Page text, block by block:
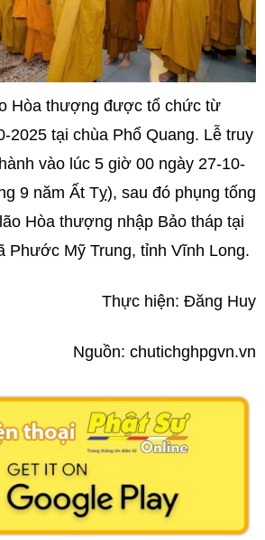
Hòa thượng được tổ chức từ
2025 tại chùa Phổ Quang. Lễ truy
vào lúc 5 giờ 00 ngày 27-10-
9 năm Ất Tỵ), sau đó phụng tống
Hòa thượng nhập Bảo tháp tại
Phước Mỹ Trung, tỉnh Vĩnh Long.
Thực hiện: Đăng Huy
Nguồn: chutichghpgvn.vn